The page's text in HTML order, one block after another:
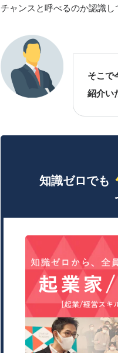
チャンスと呼べるのか認識し
そこで
紹介い
知識ゼロでも